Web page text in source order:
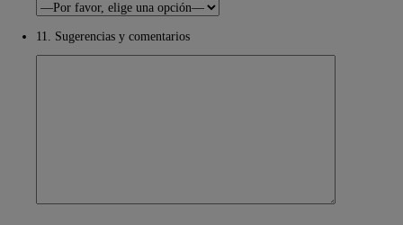
11. Sugerencias y comentarios